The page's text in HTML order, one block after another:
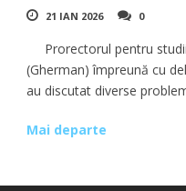
21 IAN 2026 0
Prorectorul pentru
(Gherman) împreună cu
au discutat diverse
Mai departe